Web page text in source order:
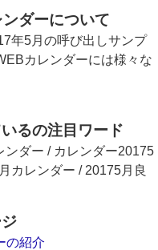
ダーについて
年5月の呼び出しサンプ
カレンダーには様々な
るの注目ワード
ンダー / カレンダー20175
カレンダー / 20175月良
の紹介